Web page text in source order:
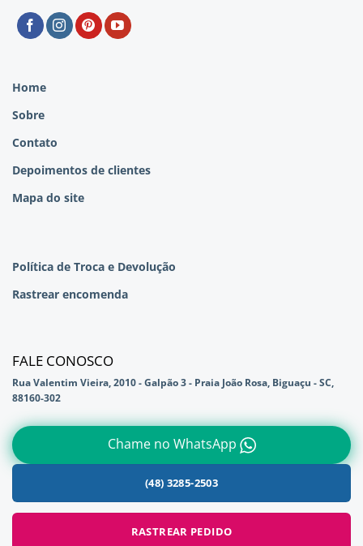
Home
Sobre
Contato
Depoimentos de clientes
Mapa do site
Política de Troca e Devolução
Rastrear encomenda
FALE CONOSCO
Rua Valentim Vieira, 2010 - Galpão 3 - Praia João Rosa, Biguaçu - SC,
88160-302
Chame no WhatsApp
(48) 3285-2503
RASTREAR PEDIDO